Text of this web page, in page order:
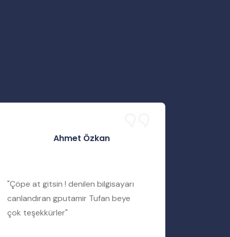
Ahmet Özkan
"Çöpe at gitsin ! denilen bilgisayarı
canlandıran gputamir Tufan beye
çok teşekkürler"